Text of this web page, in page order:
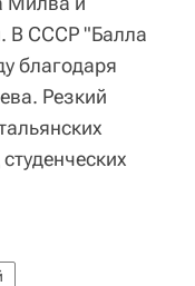
В СССР "Балла
благодаря
Резкий